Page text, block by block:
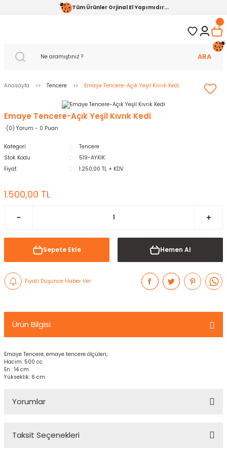
Tüm Ürünler Orjinal El Yapımıdır...
ARA
Anasayfa Tencere Emaye Tencere-Açık Yeşil Kıvrık Kedi
Emaye Tencere-Açık Yeşil Kıvrık Kedi
(0) Yorum - 0 Puan
Kategori
Tencere
Stok Kodu
519-AYKIK
Fiyat
1.250,00 TL + KDV
1.500,00 TL
Sepete Ekle Hemen Al
Fiyatı Düşünce Haber Ver
Ürün Bilgisi
Emaye Tencere, emaye tencere ölçüleri;
Hacim: 500 cc
En : 14 cm
Yükseklik: 6 cm
Yorumlar
Taksit Seçenekleri